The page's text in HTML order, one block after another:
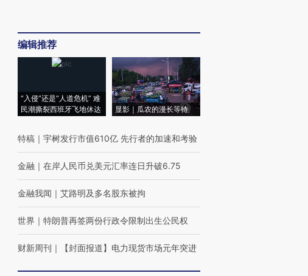
编辑推荐
“入侵”还是“人道危机” 难
民潮撕裂西班牙飞地休达
显影｜瓜农的漫长等待
特稿 ｜ 宇树发行市值610亿 先行者的加速和考验
金融 ｜ 在岸人民币兑美元汇率连日升破6.75
金融我闻 ｜ 艾路明及多名股东被拘
世界 ｜ 特朗普再签两份行政令限制出生公民权
财新周刊 ｜ 【封面报道】电力现货市场元年突进